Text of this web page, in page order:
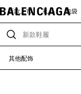
新款上市 礼品 包袋
其他配饰